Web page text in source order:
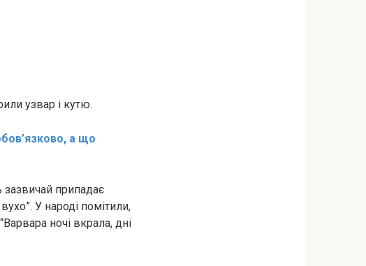
узвар і кутю.
а що
припадає
У народі помітили,
ночі вкрала, дні